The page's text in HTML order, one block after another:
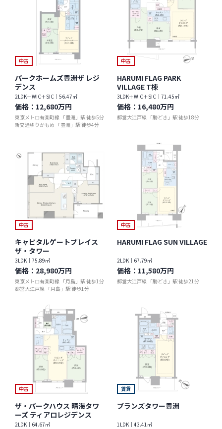
中古
パークホームズ豊洲ザ レジ
デンス
2LDK＋WIC＋SIC｜56.47㎡
価格： 12,680万円
東京メトロ有楽町線 「豊洲」駅 徒歩5分
新交通ゆりかもめ 「豊洲」駅 徒歩4分
中古
HARUMI FLAG PARK
VILLAGE T棟
3LDK＋WIC＋SIC｜71.45㎡
価格： 16,480万円
都営大江戸線 「勝どき」駅 徒歩18分
中古
キャピタルゲートプレイス
ザ・タワー
3LDK｜75.89㎡
価格： 28,980万円
東京メトロ有楽町線 「月島」駅 徒歩1分
都営大江戸線 「月島」駅 徒歩1分
中古
HARUMI FLAG SUN VILLAGE
2LDK｜67.79㎡
価格： 11,580万円
都営大江戸線 「勝どき」駅 徒歩21分
中古
ザ・パークハウス 晴海タワ
ーズ ティアロレジデンス
2LDK｜64.67㎡
賃貸
ブランズタワー豊洲
1LDK｜43.41㎡